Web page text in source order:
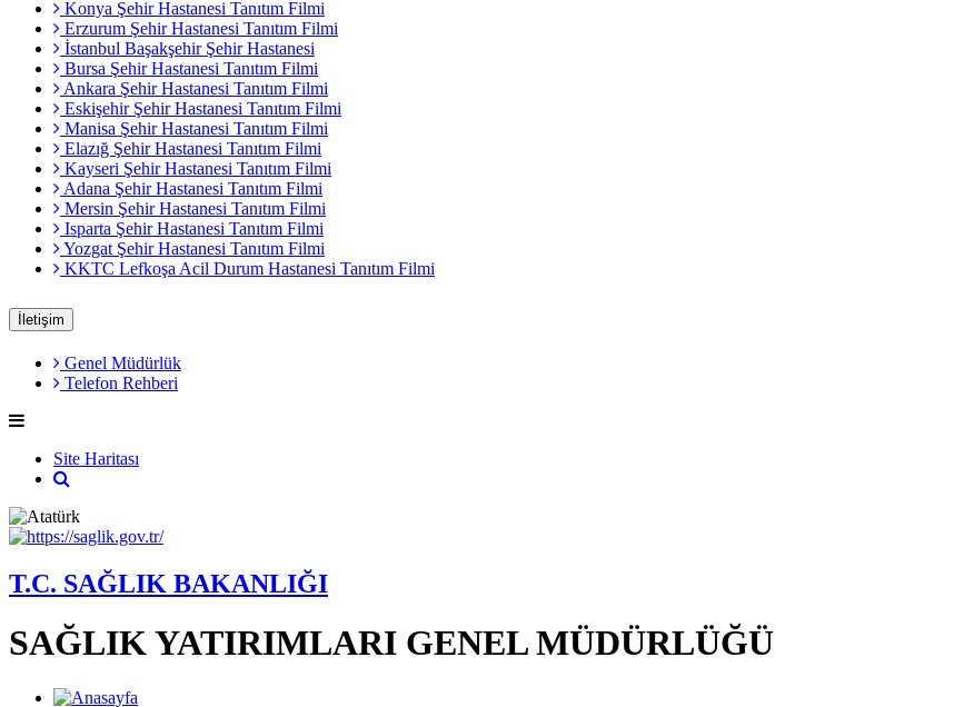
Konya Şehir Hastanesi Tanıtım Filmi
Erzurum Şehir Hastanesi Tanıtım Filmi
İstanbul Başakşehir Şehir Hastanesi
Bursa Şehir Hastanesi Tanıtım Filmi
Ankara Şehir Hastanesi Tanıtım Filmi
Eskişehir Şehir Hastanesi Tanıtım Filmi
Manisa Şehir Hastanesi Tanıtım Filmi
Elazığ Şehir Hastanesi Tanıtım Filmi
Kayseri Şehir Hastanesi Tanıtım Filmi
Adana Şehir Hastanesi Tanıtım Filmi
Mersin Şehir Hastanesi Tanıtım Filmi
Isparta Şehir Hastanesi Tanıtım Filmi
Yozgat Şehir Hastanesi Tanıtım Filmi
KKTC Lefkoşa Acil Durum Hastanesi Tanıtım Filmi
İletişim
Genel Müdürlük
Telefon Rehberi
Site Haritası
T.C. SAĞLIK BAKANLIĞI
SAĞLIK YATIRIMLARI GENEL MÜDÜRLÜĞÜ